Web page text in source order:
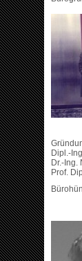
Dipl.-
Dr.-Ing.
Prof.